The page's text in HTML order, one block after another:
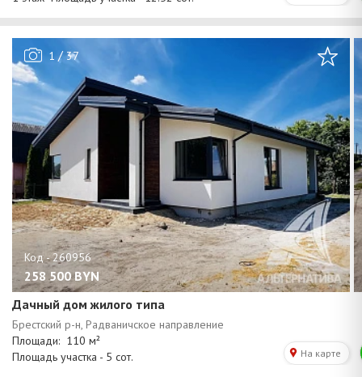
1 /37
258 500 BYN
Дачный дом жилого типа